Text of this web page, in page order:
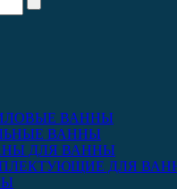
ВАННЫ
ВАННЫ
ДЛЯ ВАННЫ
ДЛЯ